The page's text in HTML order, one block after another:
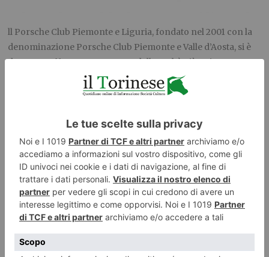
ll Porsche Club Piemonte e Liguria, fondato nel 2001 con la
denominazione Porsche Club Piemonte e Valle d’Aosta, si è
da tempo affermato come una delle realtà più attive e
partecipate del panorama nazionale.
identità, proponendo un ricco calendario di iniziative
indipendentemente dal modello Porsche posseduto. Le
attività spaziano dai tour turistici ed enogastronomici alle
esperienze di guida, sempre all’insegna della sicurezza, della
convivialità e del piacere di condividere una
passione comune. Per gli amanti della guida sportiva, il Club
organizza, in collaborazione con Track4Fun, giornate
dedicate alla pista nei principali autodromi italiani e
internazionali. Si tratta di eventi non competitivi, privi di